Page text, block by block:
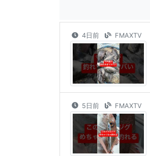
4日前 FMAXTV
5日前 FMAXTV